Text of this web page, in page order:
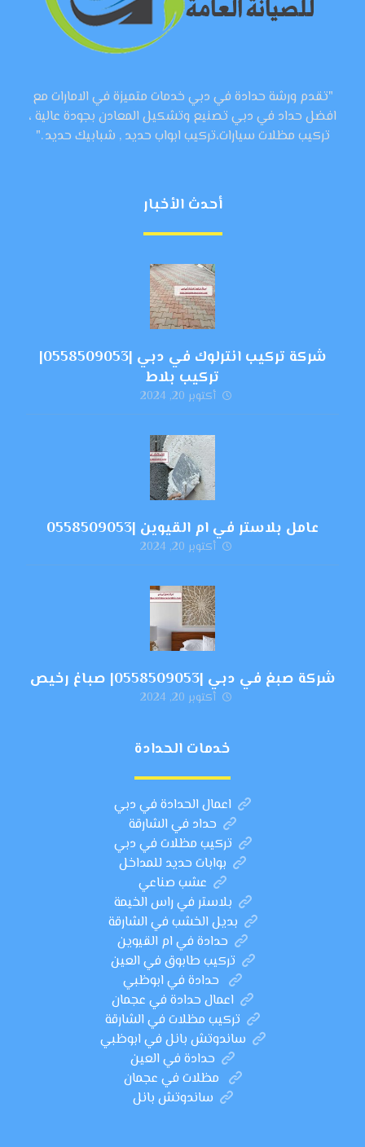
"تقدم ورشة حدادة في دبي خدمات متميزة في الامارات مع
افضل حداد في دبي تصنيع وتشكيل المعادن بجودة عالية ،
تركيب مظلات سيارات،تركيب ابواب حديد , شبابيك حديد ."
أحدث الأخبار
شركة تركيب انترلوك في دبي |0558509053|
تركيب بلاط
أكتوبر 20, 2024
عامل بلاستر في ام القيوين |0558509053
أكتوبر 20, 2024
شركة صبغ في دبي |0558509053| صباغ رخيص
أكتوبر 20, 2024
خدمات الحدادة
اعمال الحدادة في دبي
حداد في الشارقة
تركيب مظلات في دبي
بوابات حديد للمداخل
عشب صناعي
بلاستر في راس الخيمة
بديل الخشب في الشارقة
حدادة في ام القيوين
تركيب طابوق في العين
حدادة في ابوظبي
اعمال حدادة في عجمان
تركيب مظلات في الشارقة
ساندوتش بانل في ابوظبي
حدادة في العين
مظلات في عجمان
ساندوتش بانل